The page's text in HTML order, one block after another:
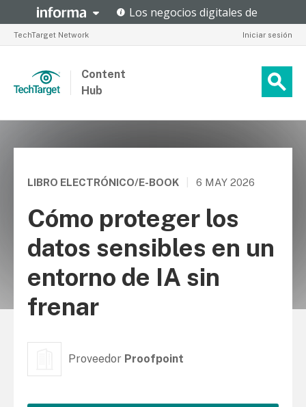
TechTarget Network Iniciar sesión
Content
Hub
LIBRO ELECTRÓNICO/E-BOOK 6 MAY 2026
Cómo proteger los
datos sensibles en un
entorno de IA sin
frenar
Proveedor Proofpoint